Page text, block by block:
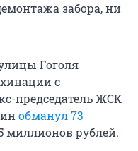
забора, ни
Гоголя
с
председатель ЖСК
обманул 73
миллионов рублей.